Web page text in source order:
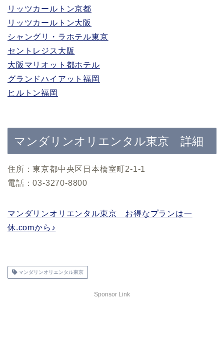
リッツカールトン京都
リッツカールトン大阪
シャングリ・ラホテル東京
セントレジス大阪
大阪マリオット都ホテル
グランドハイアット福岡
ヒルトン福岡
マンダリンオリエンタル東京 詳細
住所：東京都中央区日本橋室町2-1-1
電話：03-3270-8800
マンダリンオリエンタル東京 お得なプランは一
休.comから♪
マンダリンオリエンタル東京
Sponsor Link